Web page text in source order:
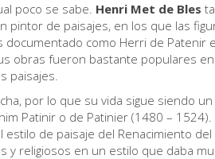
poco se sabe. Henri Met de Bles
pintor de paisajes, en los que las
como Herri de Patenir
obras fueron bastante populares
paisajes.
por lo que su vida sigue siendo
Patinir o de Patinier (1480 –
de paisaje del Renacimiento
y religiosos en un estilo que daba